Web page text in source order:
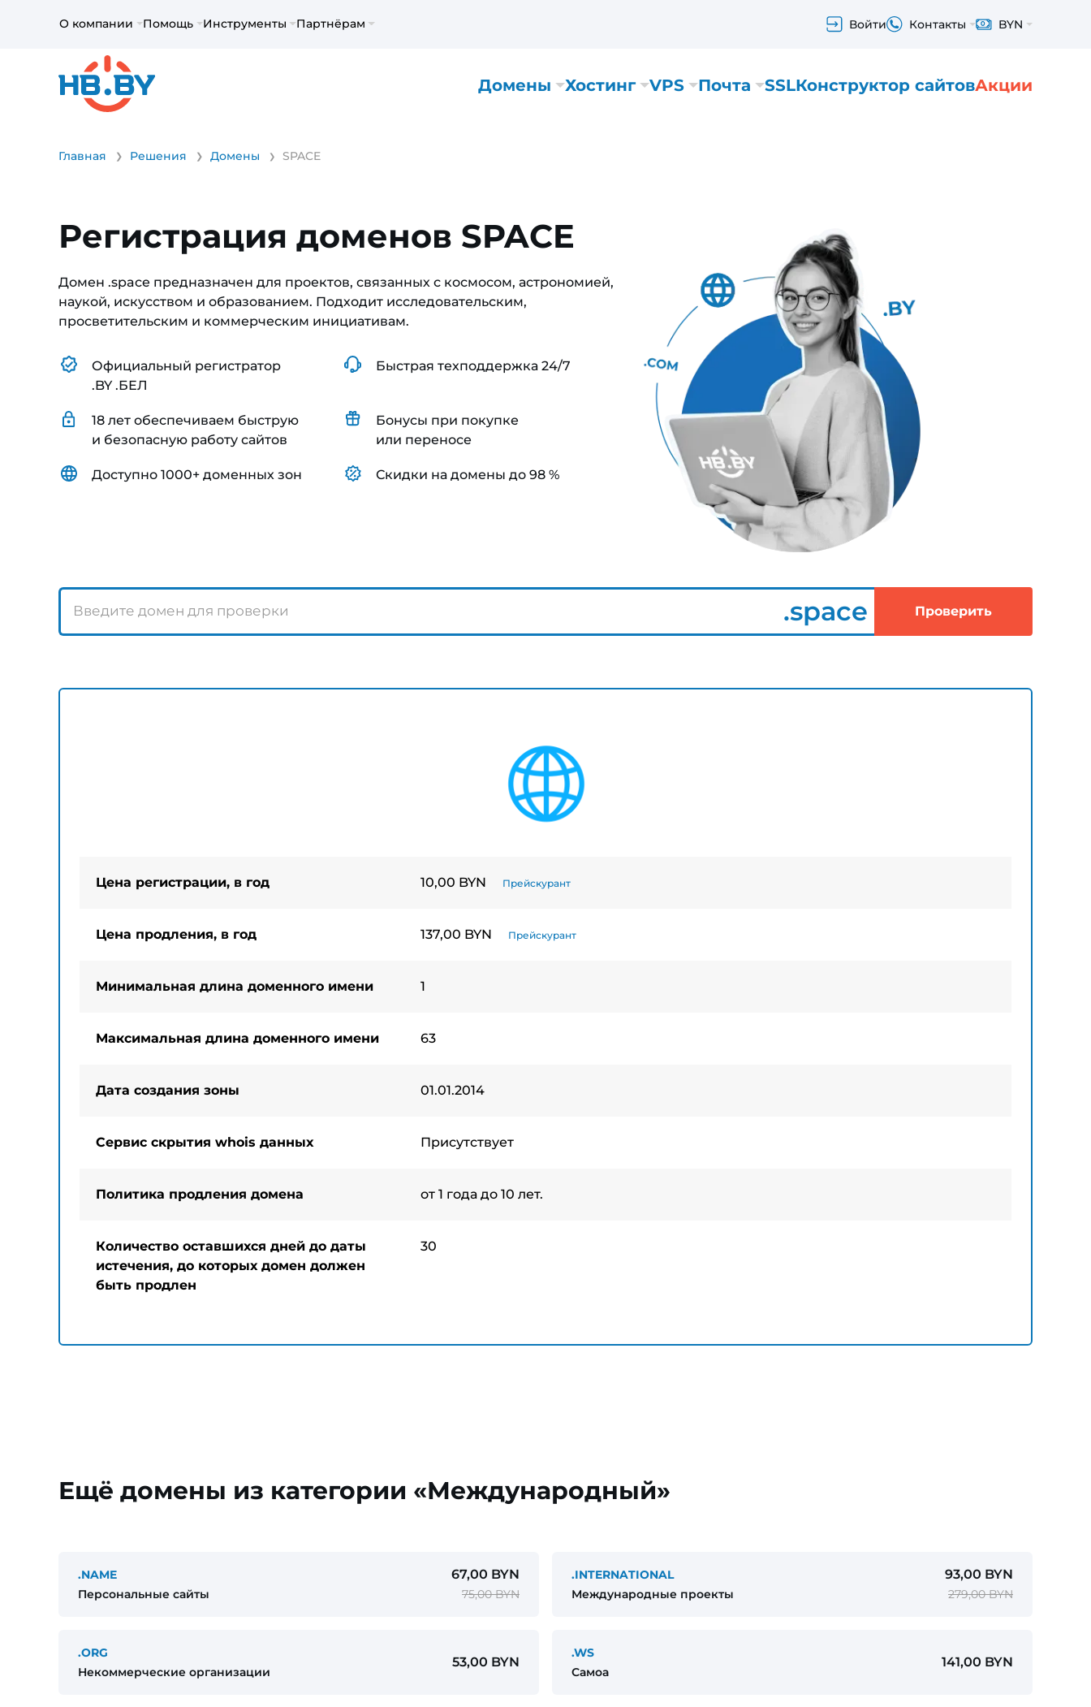
Войти Контакты BYN
Домены Хостинг VPS Почта SSLКонструктор сайтовАкции
О компании Помощь Инструменты Партнёрам
Главная Решения Домены SPACE
Регистрация доменов SPACE
Домен .space предназначен для проектов, связанных с космосом, астрономией,
наукой, искусством и образованием. Подходит исследовательским,
просветительским и коммерческим инициативам.
Официальный регистратор
.BY .БЕЛ
Быстрая техподдержка 24/7
18 лет обеспечиваем быструю
и безопасную работу сайтов
Бонусы при покупке
или переносе
Доступно 1000+ доменных зон Скидки на домены до 98 %
.space
Цена регистрации, в год 10,00 BYN Прейскурант
Цена продления, в год 137,00 BYN Прейскурант
Минимальная длина доменного имени 1
Максимальная длина доменного имени 63
Дата создания зоны 01.01.2014
Сервис скрытия whois данных Присутствует
Политика продления домена от 1 года до 10 лет.
Количество оставшихся дней до даты
истечения, до которых домен должен
быть продлен
30
Ещё домены из категории «Международный»
.NAME
Персональные сайты
67,00 BYN
75,00 BYN
.INTERNATIONAL
Международные проекты
93,00 BYN
279,00 BYN
.ORG
Некоммерческие организации
53,00 BYN
.WS
Самоа
141,00 BYN